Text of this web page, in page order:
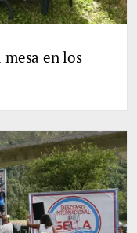
en los